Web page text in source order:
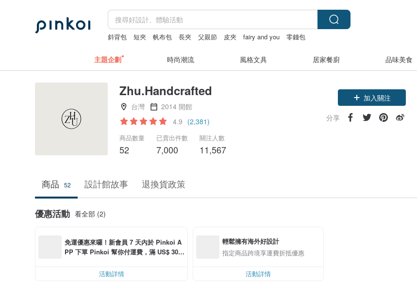
斜背包 短夾 帆布包 長夾 父親節 皮夾 fairy and you 零錢包
主題企劃 時尚潮流 風格文具 居家餐廚 品味美食
Zhu.Handcrafted
台灣
2014 開館
4.9 (2,381)
商品數量
52
已賣出件數
7,000
關注人數
11,567
加入關注
分享
商品 52 設計館故事 退換貨政策
優惠活動 看全部 (2)
免運優惠來囉！新會員 7 天內於 Pinkoi A
PP 下單 Pinkoi 幫你付運費，滿 US$ 30.0
活動詳情
輕鬆擁有海外好設計
指定商品跨境享運費折抵優惠
活動詳情